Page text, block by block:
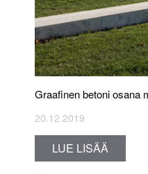
Graafinen betoni osana
20.12.2019
LUE LISÄÄ